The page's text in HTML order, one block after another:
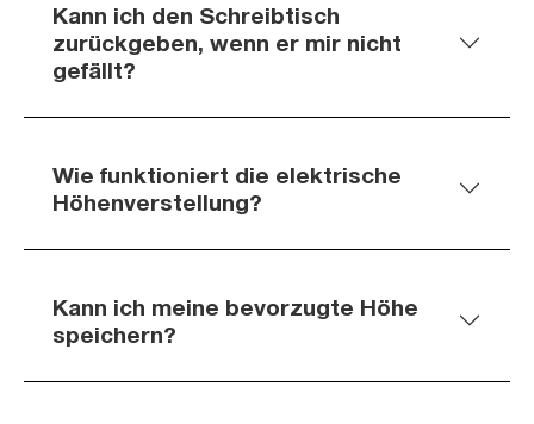
Kann ich den Schreibtisch
zurückgeben, wenn er mir nicht
gefällt?
Wie funktioniert die elektrische
Höhenverstellung?
Kann ich meine bevorzugte Höhe
speichern?